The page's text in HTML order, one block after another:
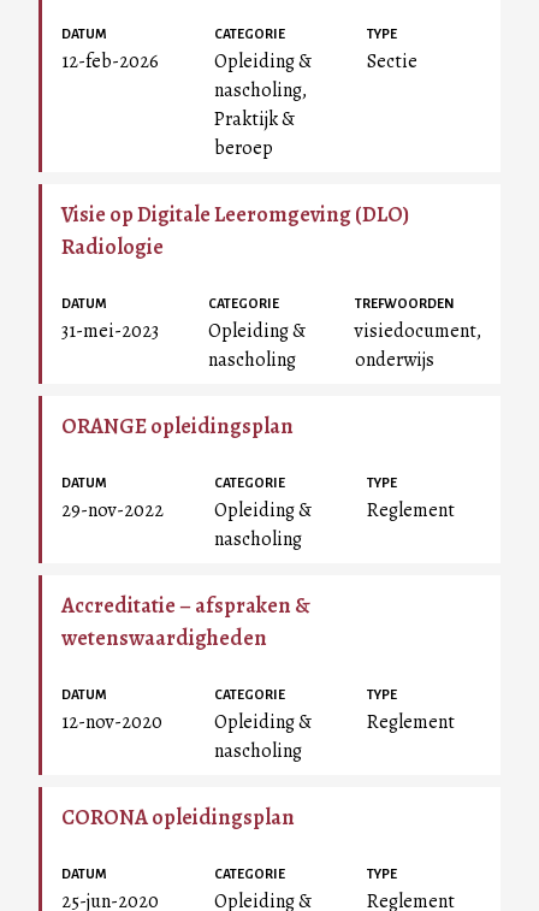
DATUM
12-feb-2026
CATEGORIE
Opleiding &
nascholing,
Praktijk &
beroep
TYPE
Sectie
Visie op Digitale Leeromgeving (DLO)
Radiologie
DATUM
31-mei-2023
CATEGORIE
Opleiding &
nascholing
TREFWOORDEN
visiedocument,
onderwijs
ORANGE opleidingsplan
DATUM
29-nov-2022
CATEGORIE
Opleiding &
nascholing
TYPE
Reglement
Accreditatie – afspraken &
wetenswaardigheden
DATUM
12-nov-2020
CATEGORIE
Opleiding &
nascholing
TYPE
Reglement
CORONA opleidingsplan
DATUM
25-jun-2020
CATEGORIE
Opleiding &
TYPE
Reglement